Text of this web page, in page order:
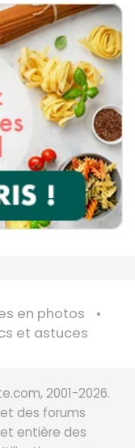
en photos
et astuces
2001-2026.
des forums
entière des